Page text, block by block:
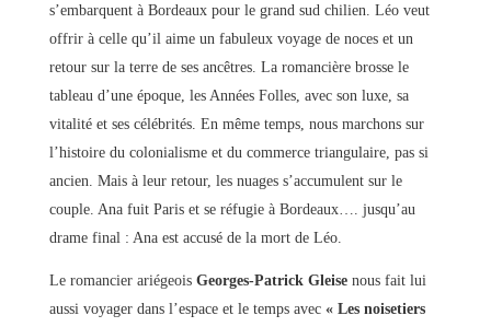
s’embarquent à Bordeaux pour le grand sud chilien. Léo veut
offrir à celle qu’il aime un fabuleux voyage de noces et un
retour sur la terre de ses ancêtres. La romancière brosse le
tableau d’une époque, les Années Folles, avec son luxe, sa
vitalité et ses célébrités. En même temps, nous marchons sur
l’histoire du colonialisme et du commerce triangulaire, pas si
ancien. Mais à leur retour, les nuages s’accumulent sur le
couple. Ana fuit Paris et se réfugie à Bordeaux…. jusqu’au
drame final : Ana est accusé de la mort de Léo.
Le romancier ariégeois Georges-Patrick Gleisenous fait lui
aussi voyager dans l’espace et le temps avec « Les noisetiers